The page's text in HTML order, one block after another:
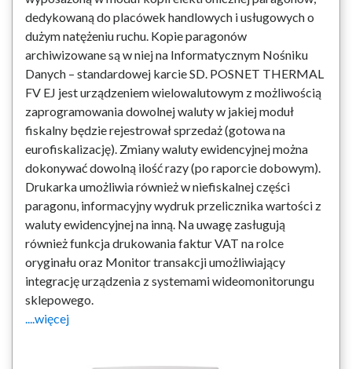
dedykowaną do placówek handlowych i usługowych o
dużym natężeniu ruchu. Kopie paragonów
archiwizowane są w niej na Informatycznym Nośniku
Danych – standardowej karcie SD. POSNET THERMAL
FV EJ jest urządzeniem wielowalutowym z możliwością
zaprogramowania dowolnej waluty w jakiej moduł
fiskalny będzie rejestrował sprzedaż (gotowa na
eurofiskalizację). Zmiany waluty ewidencyjnej można
dokonywać dowolną ilość razy (po raporcie dobowym).
Drukarka umożliwia również w niefiskalnej części
paragonu, informacyjny wydruk przelicznika wartości z
waluty ewidencyjnej na inną. Na uwagę zasługują
również funkcja drukowania faktur VAT na rolce
oryginału oraz Monitor transakcji umożliwiający
integrację urządzenia z systemami wideomonitorungu
sklepowego.
....więcej